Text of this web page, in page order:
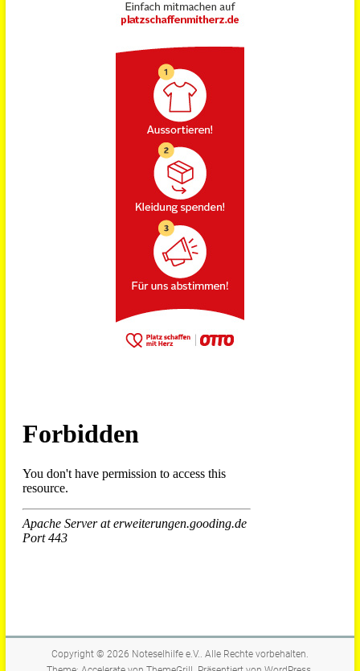
Copyright © 2026 Noteselhilfe e.V.. Alle Rechte vorbehalten.